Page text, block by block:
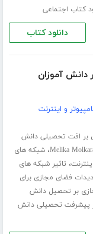
کتاب اجتماعی
دانلود کتاب
دانش آموزان
و اینترنت
بر افت تحصیلی دانش
Melika،شبکه های
، تاثیر شبکه های
فضای مجازی برای
بر تحصیل دانش
پیشرفت تحصیلی دانش